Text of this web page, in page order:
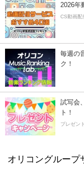
2026年
CS動画配
毎週の
ク！
試写会
ト！
プレゼン
オリコングループ